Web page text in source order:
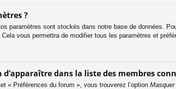
?
paramètres sont stockés dans notre base de données.
vous permettra de modifier tous les paramètres et
dans la liste des membres
« Préférences du forum », vous trouverez l’option